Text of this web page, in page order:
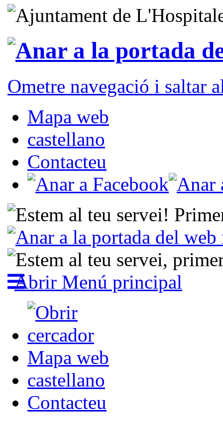
Ometre navegació i saltar
Mapa web
castellano
Contacteu
Abrir Menú principal
Mapa web
castellano
Contacteu